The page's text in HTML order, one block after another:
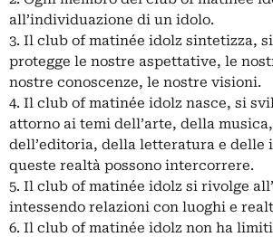
all’individuazione di un idolo.
3. Il club of matinée idolz sintetizza,
protegge le nostre aspettative, le
nostre conoscenze, le nostre visioni.
4. Il club of matinée idolz nasce, si
attorno ai temi dell’arte, della
dell’editoria, della letteratura e delle
queste realtà possono intercorrere.
5. Il club of matinée idolz si rivolge
intessendo relazioni con luoghi e
6. Il club of matinée idolz non ha